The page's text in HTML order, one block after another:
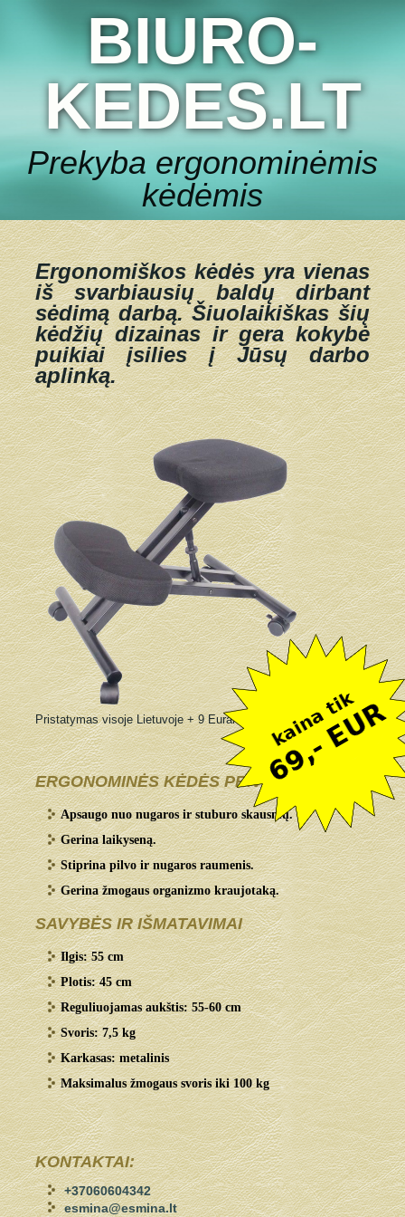
BIURO-
KEDES.LT
Prekyba ergonominėmis
kėdėmis
Ergonomiškos kėdės yra vienas
iš svarbiausių baldų dirbant
sėdimą darbą.Šiuolaikiškas šių
kėdžių dizainas ir gera kokybė
puikiai įsilies į Jūsų darbo
aplinką.
Pristatymas visoje Lietuvoje + 9 Eurai
ERGONOMINĖS KĖDĖS PRIVALUMAI:
Apsaugo nuo nugaros ir stuburo skausmų.
Gerina laikyseną.
Stiprina pilvo ir nugaros raumenis.
Gerina žmogaus organizmo kraujotaką.
SAVYBĖS IR IŠMATAVIMAI
Ilgis: 55 cm
Plotis: 45 cm
Reguliuojamas aukštis: 55-60 cm
Svoris: 7,5 kg
Karkasas: metalinis
Maksimalus žmogaus svoris iki 100 kg
KONTAKTAI:
+37060604342
esmina@esmina.lt